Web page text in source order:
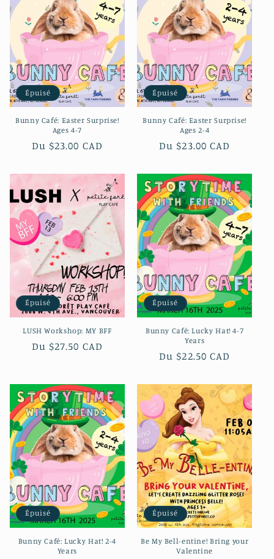
c
i
o
n Épuisé
Bunny Café: Easter Surprise!
Ages 4-7
Prix
Du $23.00 CAD
Épuisé
Bunny Café: Easter Surprise!
Ages 2-4
Prix
Du $23.00 CAD
Épuisé
LUSH Workshop: MY BFF
Prix
Du $27.50 CAD
Épuisé
Bunny Café: Lucky Hat! 4-7
Years
Prix
Du $22.50 CAD
Épuisé
Bunny Café: Lucky Hat! 2-4
Years
Épuisé
Be My Bell-entine! Bring your
Valentine